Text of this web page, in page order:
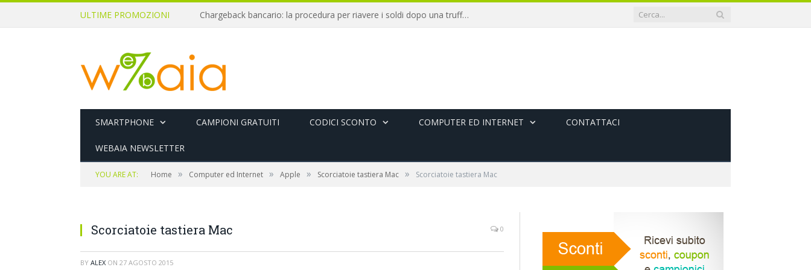
ULTIME PROMOZIONI Chargeback bancario: la procedura per riavere i soldi dopo una truffa online
SMARTPHONE CAMPIONI GRATUITI CODICI SCONTO COMPUTER ED INTERNET CONTATTACI
WEBAIA NEWSLETTER
YOU ARE AT: Home » Computer ed Internet » Apple » Scorciatoie tastiera Mac » Scorciatoie tastiera Mac
Scorciatoie tastiera Mac 0
BY ALEX ON 27 AGOSTO 2015